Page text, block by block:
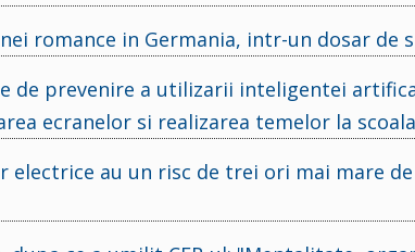
romance in Germania, intr-un dosar de
de prevenire a utilizarii inteligentei
ecranelor si realizarea temelor la scoala
au un risc de trei ori mai mare